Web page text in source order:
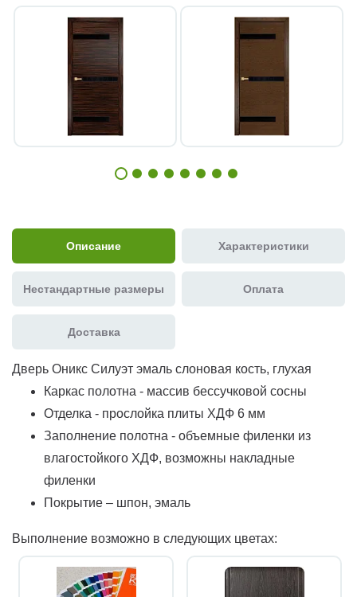
Описание Характеристики
Нестандартные размеры Оплата
Доставка
Дверь Оникс Силуэт эмаль слоновая кость, глухая
Каркас полотна - массив бессучковой сосны
Отделка - прослойка плиты ХДФ 6 мм
Заполнение полотна - объемные филенки из
влагостойкого ХДФ, возможны накладные
филенки
Покрытие – шпон, эмаль
Выполнение возможно в следующих цветах: